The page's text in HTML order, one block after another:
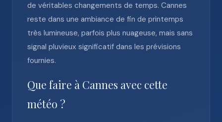
de véritables changements de temps. Cannes
reste dans une ambiance de fin de printemps
très lumineuse, parfois plus nuageuse, mais sans
signal pluvieux significatif dans les prévisions
fournies.
Que faire à Cannes avec cette
météo ?